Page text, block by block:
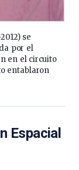
se
por el
en el circuito
entablaron
Espacial